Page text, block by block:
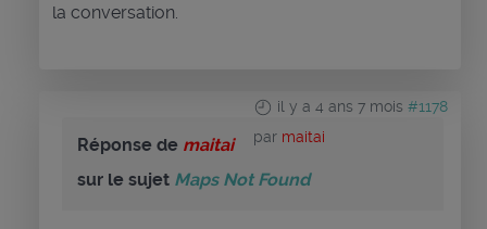
la conversation.
il y a 4 ans 7 mois #1178
par maitai
Réponse de maitai
sur le sujet Maps Not Found